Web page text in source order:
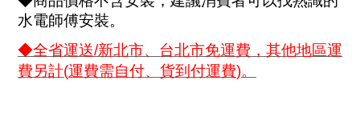
水電師傅安裝。
◆全省運送/新北市、台北市免運費，其他地區運
費另計(運費需自付、貨到付運費)。